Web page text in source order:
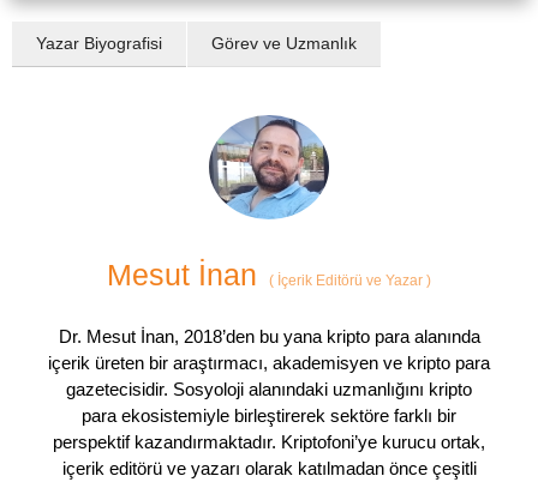
Yazar Biyografisi Görev ve Uzmanlık
Mesut İnan ( İçerik Editörü ve Yazar )
Dr. Mesut İnan, 2018’den bu yana kripto para alanında
içerik üreten bir araştırmacı, akademisyen ve kripto para
gazetecisidir. Sosyoloji alanındaki uzmanlığını kripto
para ekosistemiyle birleştirerek sektöre farklı bir
perspektif kazandırmaktadır. Kriptofoni’ye kurucu ortak,
içerik editörü ve yazarı olarak katılmadan önce çeşitli